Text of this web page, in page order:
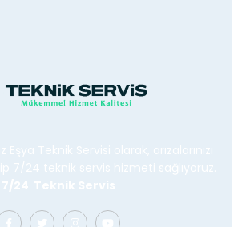
Teknik Servisi olarak, arızalarınızı
7/24 teknik servis hizmeti sağlıyoruz.
7/24 Teknik Servis